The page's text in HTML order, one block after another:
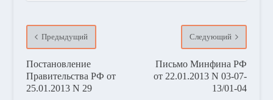
Предыдущий
Постановление
Правительства РФ от
25.01.2013 N 29
Следующий
Письмо Минфина РФ
от 22.01.2013 N 03-07-
13/01-04